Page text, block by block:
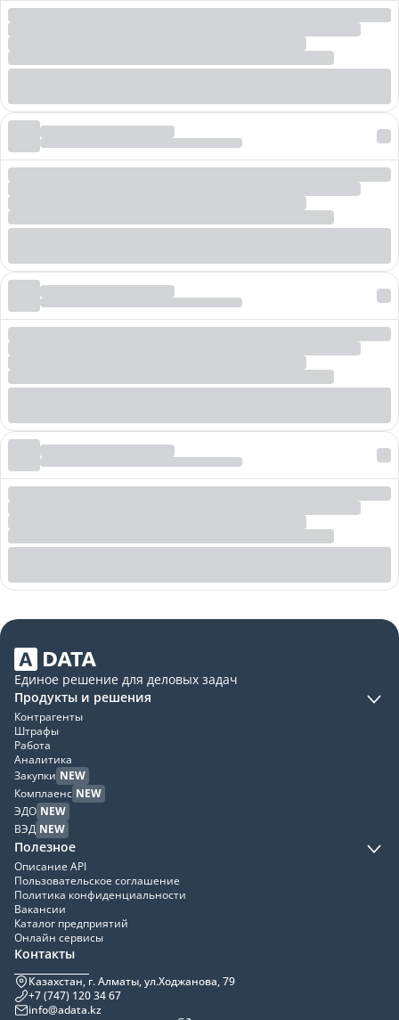
Единое решение для деловых задач
Продукты и решения
Контрагенты
Штрафы
Работа
Аналитика
Закупки NEW
Комплаенс NEW
ЭДО NEW
ВЭД NEW
Полезное
Описание API
Пользовательское соглашение
Политика конфиденциальности
Вакансии
Каталог предприятий
Онлайн сервисы
Контакты
Казахстан, г. Алматы, ул.Ходжанова, 79
+7 (747) 120 34 67
info@adata.kz